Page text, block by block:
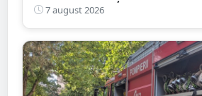
Satu Mare
7 august 2026